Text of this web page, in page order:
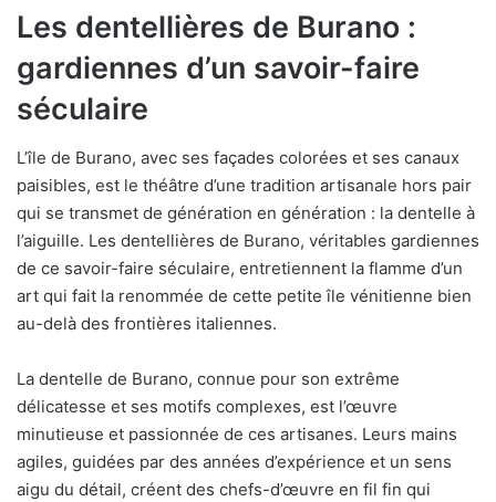
Les dentellières de Burano :
gardiennes d’un savoir-faire
séculaire
L’île de Burano, avec ses façades colorées et ses canaux
paisibles, est le théâtre d’une tradition artisanale hors pair
qui se transmet de génération en génération : la dentelle à
l’aiguille. Les dentellières de Burano, véritables gardiennes
de ce savoir-faire séculaire, entretiennent la flamme d’un
art qui fait la renommée de cette petite île vénitienne bien
au-delà des frontières italiennes.
La dentelle de Burano, connue pour son extrême
délicatesse et ses motifs complexes, est l’œuvre
minutieuse et passionnée de ces artisanes. Leurs mains
agiles, guidées par des années d’expérience et un sens
aigu du détail, créent des chefs-d’œuvre en fil fin qui